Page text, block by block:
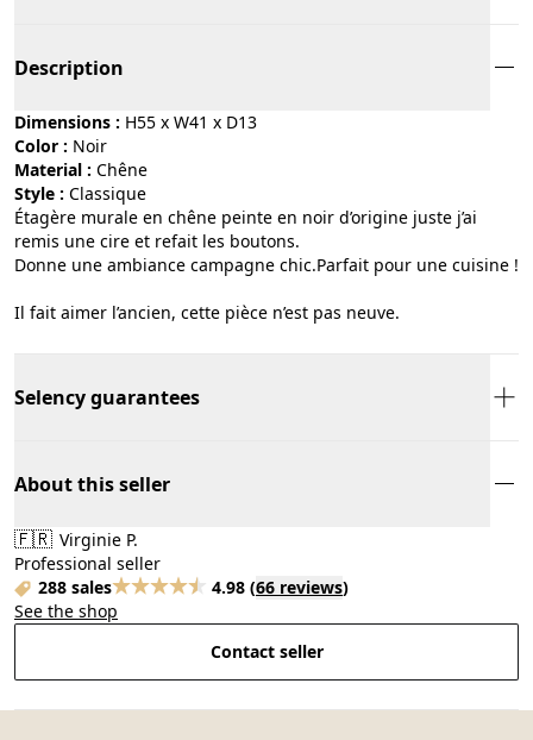
Description
Dimensions : H55 x W41 x D13
Color :
noir
Material :
chêne
Style :
classique
Étagère murale en chêne peinte en noir d’origine juste j’ai
remis une cire et refait les boutons.
Donne une ambiance campagne chic.Parfait pour une cuisine !
Il fait aimer l’ancien, cette pièce n’est pas neuve.
Selency guarantees
About this seller
🇫🇷 Virginie P.
Professional seller
288 sales
4.98 (66 reviews)
See the shop
Contact seller